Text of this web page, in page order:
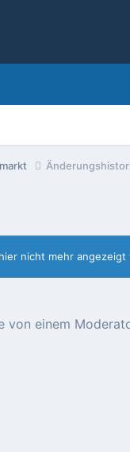
nicht mehr angezeigt
von einem